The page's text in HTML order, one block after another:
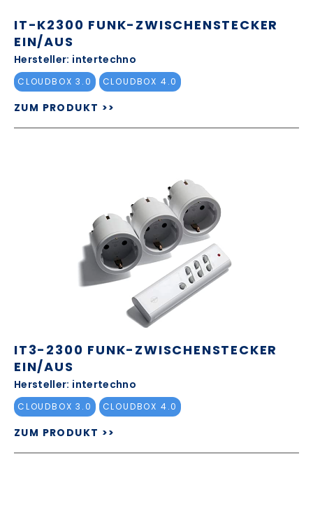
IT-K2300 FUNK-ZWISCHENSTECKER
EIN/AUS
Hersteller: intertechno
CLOUDBOX 3.0 CLOUDBOX 4.0
ZUM PRODUKT >>
IT3-2300 FUNK-ZWISCHENSTECKER
EIN/AUS
Hersteller: intertechno
CLOUDBOX 3.0 CLOUDBOX 4.0
ZUM PRODUKT >>